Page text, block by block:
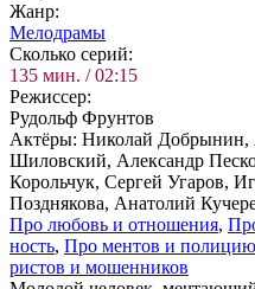
Жанр:
Ме­ло­дра­мы
Сколь­ко се­рий:
135 мин. / 02:15
Ре­жис­сер:
Рудольф Фрунтов
Ак­тё­ры: Николай Добрынин,
Шиловский, Александр
Корольчук, Сергей Угаров,
Позднякова, Анатолий
Про лю­бовь и от­но­ше­ния,
ность, Про мен­тов и по­ли­цию
ри­стов и мо­шен­ни­ков